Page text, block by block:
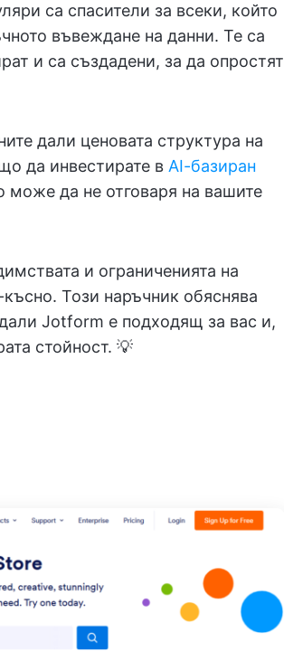
са спасители за всеки, който
въвеждане на данни. Те са
и са създадени, за да опростят
дали ценовата структура на
да инвестирате в AI-базиран
може да не отговаря на вашите
и ограниченията на
Този наръчник обяснява
Jotform е подходящ за вас и,
стойност. 💡